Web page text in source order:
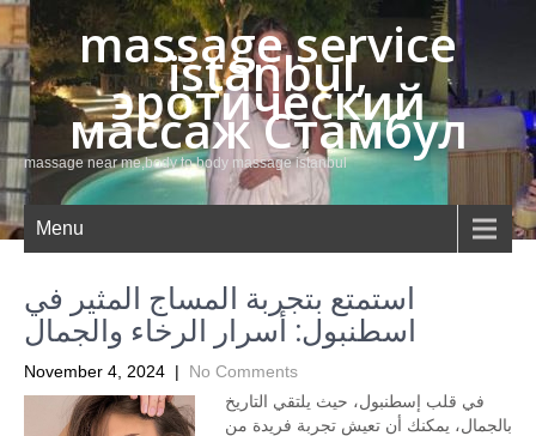
massage service
istanbul,
эротический
массаж Стамбул
massage near me,body to body massage istanbul
Menu
استمتع بتجربة المساج المثير في
اسطنبول: أسرار الرخاء والجمال
November 4, 2024 | No Comments
في قلب إسطنبول، حيث يلتقي التاريخ
بالجمال، يمكنك أن تعيش تجربة فريدة من